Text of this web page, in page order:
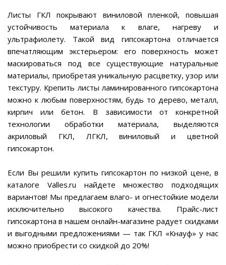
Листы ГКЛ покрывают виниловой пленкой, повышая
устойчивость материала к влаге, нагреву и
ультрафиолету. Такой вид гипсокартона отличается
впечатляющим экстерьером: его поверхность может
маскироваться под все существующие натуральные
материалы, приобретая уникальную расцветку, узор или
текстуру. Крепить листы ламинированного гипсокартона
можно к любым поверхностям, будь то дерево, металл,
кирпич или бетон. В зависимости от конкретной
технологии обработки материала, выделяются
акриловый ГКЛ, ЛГКЛ, виниловый и цветной
гипсокартон.
Если Вы решили купить гипсокартон по низкой цене, в
каталоге Valles.ru найдете множество подходящих
вариантов! Мы предлагаем влаго- и огнестойкие модели
исключительно высокого качества. Прайс-лист
гипсокартона в нашем онлайн-магазине радует скидками
и выгодными предложениями — так ГКЛ «Кнауф» у нас
можно приобрести со скидкой до 20%!